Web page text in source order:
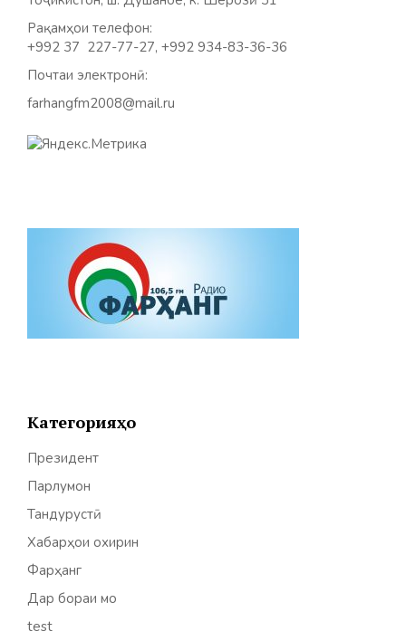
Рақамҳои телефон:
+992 37 227-77-27, +992 934-83-36-36
Почтаи электронӣ:
farhangfm2008@mail.ru
Категорияҳо
Президент
Парлумон
Тандурустӣ
Хабарҳои охирин
Фарҳанг
Дар бораи мо
test